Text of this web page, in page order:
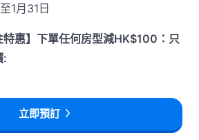
1月31日
特惠】下單任何房型減HK$100：只
:
立即預訂